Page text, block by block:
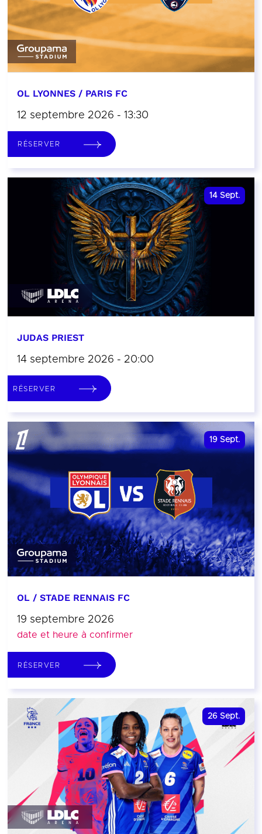
OL LYONNES / PARIS FC
12 septembre 2026 - 13:30
RÉSERVER
14 Sept.
JUDAS PRIEST
14 septembre 2026 - 20:00
RÉSERVER
19 Sept.
OL / STADE RENNAIS FC
19 septembre 2026
date et heure à confirmer
RÉSERVER
26 Sept.